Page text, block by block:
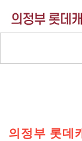
의정부 롯데